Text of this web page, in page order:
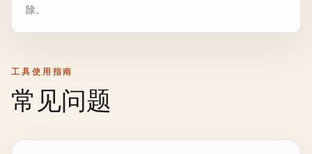
除。
工具使用指南
常见问题